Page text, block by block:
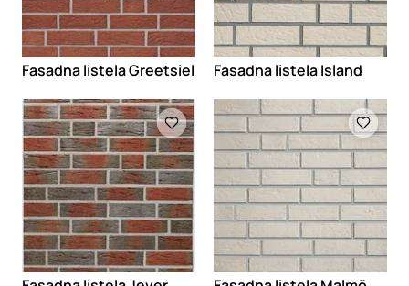
Fasadna listela Greetsiel
Fasadna listela Island
Loading
Loading